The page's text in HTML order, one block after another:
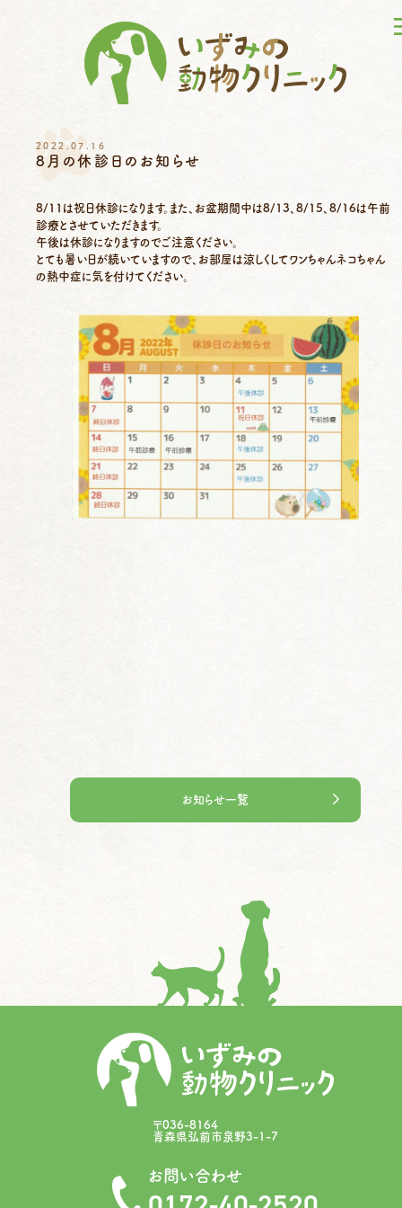
2022.07.16
8月の休診日のお知らせ
8/11は祝日休診になります。また、お盆期間中は8/13、8/15、8/16は午前
診療とさせていただきます。
午後は休診になりますのでご注意ください。
とても暑い日が続いていますので、お部屋は涼しくしてワンちゃんネコちゃん
の熱中症に気を付けてください。
お知らせ一覧
〒036-8164
青森県弘前市泉野3-1-7
お問い合わせ